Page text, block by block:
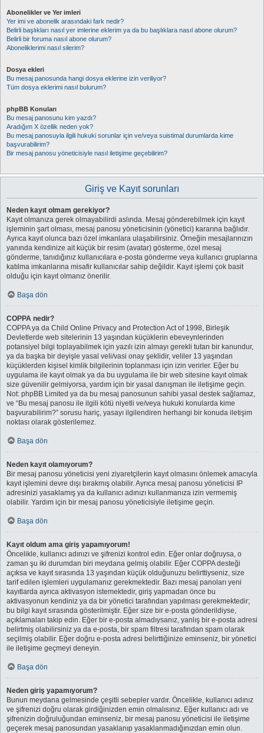
Abonelikler ve Yer imleri
Yer imi ve abonelik arasındaki fark nedir?
Belirli başlıkları nasıl yer imlerine eklerim ya da bu başlıklara nasıl abone olurum?
Belirli bir foruma nasıl abone olurum?
Aboneliklerimi nasıl silerim?
Dosya ekleri
Bu mesaj panosunda hangi dosya eklerine izin veriliyor?
Tüm dosya eklerimi nasıl bulurum?
phpBB Konuları
Bu mesaj panosunu kim yazdı?
Aradığım X özellik neden yok?
Bu mesaj panosuyla ilgili hukuki sorunlar için ve/veya suistimal durumlarda kime
başvurabilirim?
Bir mesaj panosu yöneticisiyle nasıl iletişime geçebilirim?
Giriş ve Kayıt sorunları
Neden kayıt olmam gerekiyor?
Kayıt olmanıza gerek olmayabilirdi aslında. Mesaj gönderebilmek için kayıt
işleminin şart olması, mesaj panosu yöneticisinin (yönetici) kararına bağlıdır.
Ayrıca kayıt olunca bazı özel imkanlara ulaşabilirsiniz. Örneğin mesajlarınızın
yanında kendinize ait küçük bir resim (avatar) gösterme, özel mesaj
gönderme, tanıdığınız kullanıcılara e-posta gönderme veya kullanıcı gruplarına
katılma imkanlarına misafir kullanıcılar sahip değildir. Kayıt işlemi çok basit
olduğu için kayıt olmanız önerilir.
Başa dön
COPPA nedir?
COPPA ya da Child Online Privacy and Protection Act of 1998, Birleşik
Devletlerde web sitelerinin 13 yaşından küçüklerin ebeveynlerinden
potansiyel bilgi toplayabilmek için yazılı izin almayı gerekli tutan bir kanundur,
ya da başka bir deyişle yasal veli/vasi onay şeklidir, veliler 13 yaşından
küçüklerden kişisel kimlik bilgilerinin toplanması için izin verirler. Eğer bu
uygulama ile kayıt olmak ya da bu uygulama ile bir web sitesine kayıt olmak
size güvenilir gelmiyorsa, yardım için bir yasal danışman ile iletişime geçin.
Not: phpBB Limited ya da bu mesaj panosunun sahibi yasal destek sağlamaz,
ve “Bu mesaj panosu ile ilgili kötü niyetli ve/veya hukuki konularda kime
başvurabilirim?” sorusu hariç, yasayı ilgilendiren herhangi bir konuda iletişim
noktası olarak gösterilemez.
Başa dön
Neden kayıt olamıyorum?
Bir mesaj panosu yöneticisi yeni ziyaretçilerin kayıt olmasını önlemek amacıyla
kayıt işlemini devre dışı bırakmış olabilir. Ayrıca mesaj panosu yöneticisi IP
adresinizi yasaklamış ya da kullanıcı adınızı kullanmanıza izin vermemiş
olabilir. Yardım için bir mesaj panosu yöneticisiyle iletişime geçin.
Başa dön
Kayıt oldum ama giriş yapamıyorum!
Öncelikle, kullanıcı adınızı ve şifrenizi kontrol edin. Eğer onlar doğruysa, o
zaman şu iki durumdan biri meydana gelmiş olabilir. Eğer COPPA desteği
açıksa ve kayıt sırasında 13 yaşından küçük olduğunuzu belirttiyseniz, size
tarif edilen işlemleri uygulamanız gerekmektedir. Bazı mesaj panoları yeni
kayıtlarda ayrıca aktivasyon istemektedir, giriş yapmadan önce bu
aktivasyonun kendiniz ya da bir yönetici tarafından yapılması gerekmektedir;
bu bilgi kayıt sırasında gösterilmiştir. Eğer size bir e-posta gönderildiyse,
açıklamaları takip edin. Eğer bir e-posta almadıysanız, yanlış bir e-posta adresi
belirtmiş olabilirsiniz ya da e-posta, bir spam filtresi tarafından spam olarak
seçilmiş olabilir. Eğer doğru e-posta adresi belirttiğinize eminseniz, bir yönetici
ile iletişime geçmeyi deneyin.
Başa dön
Neden giriş yapamıyorum?
Bunun meydana gelmesinde çeşitli sebepler vardır. Öncelikle, kullanıcı adınız
ve şifrenizi doğru olarak girdiğinizden emin olmalısınız. Eğer kullanıcı adı ve
şifrenizin doğruluğundan eminseniz, bir mesaj panosu yöneticisi ile iletişime
geçerek mesaj panosundan yasaklanıp yasaklanmadığınızdan emin olun.